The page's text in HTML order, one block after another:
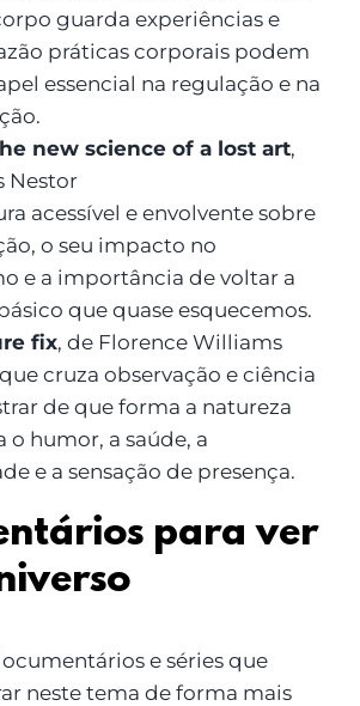
guarda experiências e
práticas corporais podem
essencial na regulação e na
new science of a lost art,
Nestor
acessível e envolvente sobre
o seu impacto no
e a importância de voltar a
que quase esquecemos.
fix, de Florence Williams
cruza observação e ciência
de que forma a natureza
o humor, a saúde, a
e a sensação de presença.
para ver
e séries que
neste tema de forma mais